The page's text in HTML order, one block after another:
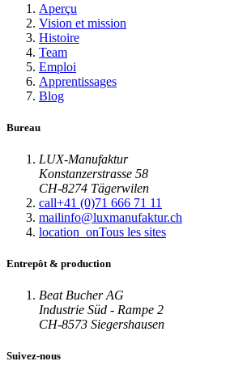
Aperçu
Vision et mission
Histoire
Team
Emploi
Apprentissages
Blog
Bureau
LUX-Manufaktur
Konstanzerstrasse 58
CH-8274 Tägerwilen
call+41 (0)71 666 71 11
mailinfo@luxmanufaktur.ch
location_onTous les sites
Entrepôt & production
Beat Bucher AG
Industrie Süd - Rampe 2
CH-8573 Siegershausen
Suivez-nous